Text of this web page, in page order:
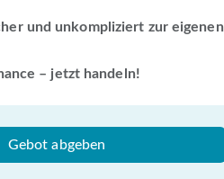
und unkompliziert zur eigenen
– jetzt handeln!
Gebot abgeben